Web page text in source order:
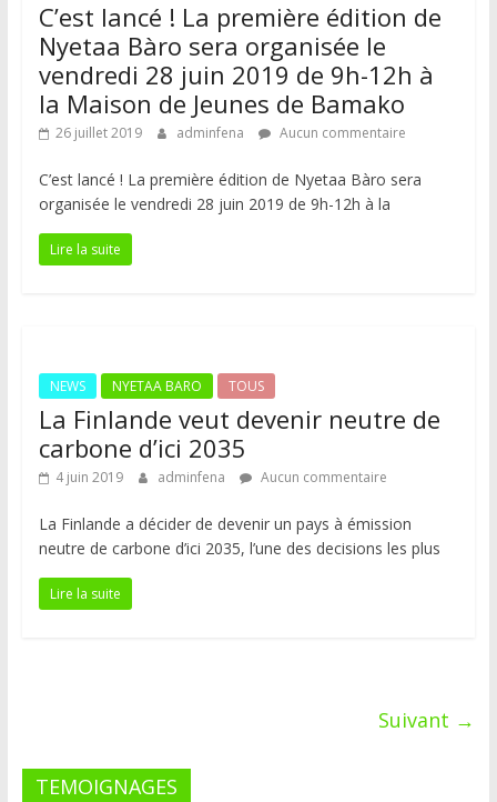
C’est lancé ! La première édition de
Nyetaa Bàro sera organisée le
vendredi 28 juin 2019 de 9h-12h à
la Maison de Jeunes de Bamako
26 juillet 2019 adminfena Aucun commentaire
C’est lancé ! La première édition de Nyetaa Bàro sera
organisée le vendredi 28 juin 2019 de 9h-12h à la
Lire la suite
NEWS NYETAA BARO TOUS
La Finlande veut devenir neutre de
carbone d’ici 2035
4 juin 2019 adminfena Aucun commentaire
La Finlande a décider de devenir un pays à émission
neutre de carbone d’ici 2035, l’une des decisions les plus
Lire la suite
Suivant →
TEMOIGNAGES